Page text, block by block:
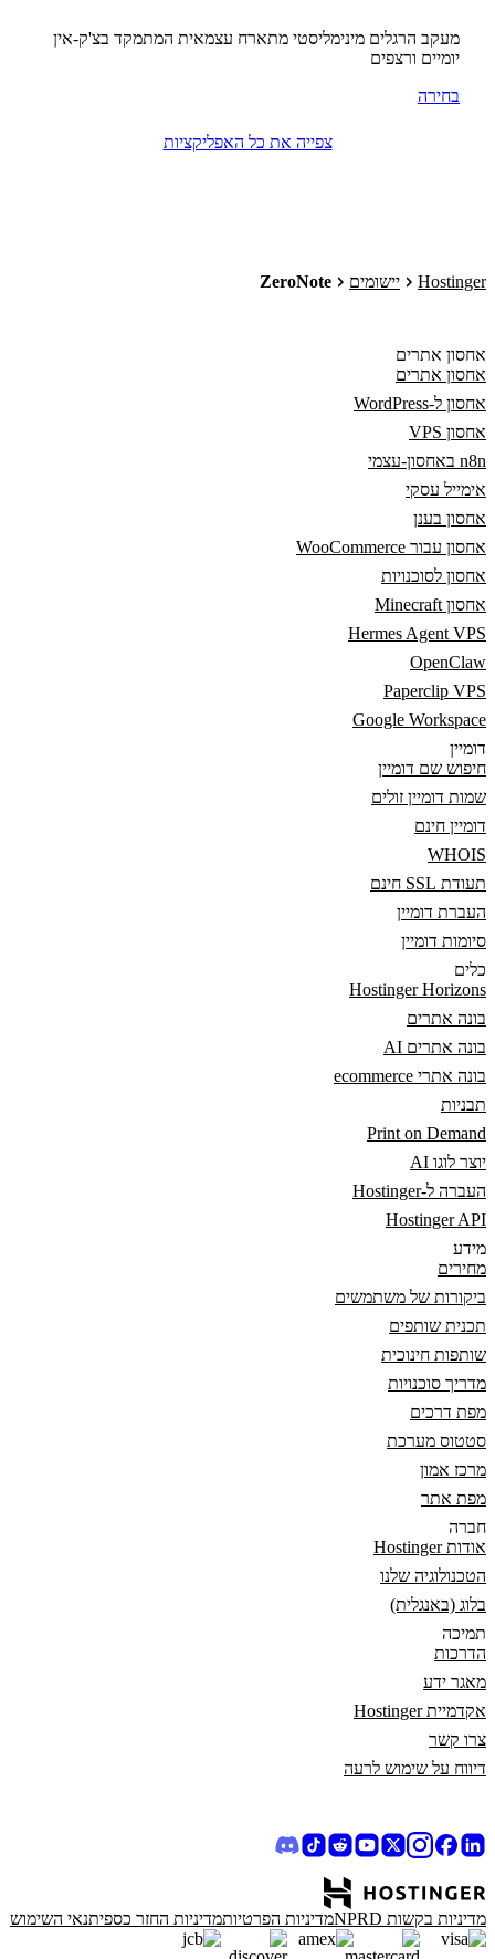
מעקב הרגלים מינימליסטי מתארח עצמאית המתמקד בצ'ק-אין
יומיים ורצפים
בחירה
צפייה את כל האפליקציות
Hostinger יישומים ZeroNote
אחסון אתרים
אחסון אתרים
אחסון ל-WordPress
אחסון VPS
n8n באחסון-עצמי
אימייל עסקי
אחסון בענן
אחסון עבור WooCommerce
אחסון לסוכנויות
אחסון Minecraft
Hermes Agent VPS
OpenClaw
Paperclip VPS
Google Workspace
דומיין
חיפוש שם דומיין
שמות דומיין זולים
דומיין חינם
WHOIS
תעודת SSL חינם
העברת דומיין
סיומות דומיין
כלים
Hostinger Horizons
בונה אתרים
בונה אתרים AI
בונה אתרי ecommerce
תבניות
Print on Demand
יוצר לוגו AI
העברה ל-Hostinger
Hostinger API
מידע
מחירים
ביקורות של משתמשים
תכנית שותפים
שותפות חינוכית
מדריך סוכנויות
מפת דרכים
סטטוס מערכת
מרכז אמון
מפת אתר
חברה
אודות Hostinger
הטכנולוגיה שלנו
בלוג (באנגלית)
תמיכה
הדרכות
מאגר ידע
אקדמיית Hostinger
צרו קשר
דיווח על שימוש לרעה
מדיניות בקשות NPRD מדיניות הפרטיותמדיניות החזר כספיתנאי השימוש